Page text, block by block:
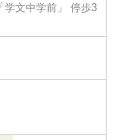
学文中学前」 停歩3